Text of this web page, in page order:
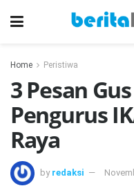
Home Peristiwa
3 Pesan
Pengurus
Raya
by redaksi